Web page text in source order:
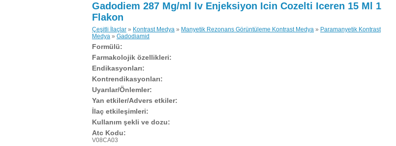
Gadodiem 287 Mg/ml Iv Enjeksiyon Icin Cozelti Iceren 15 Ml 1
Flakon
Çeşitli İlaçlar » Kontrast Medya » Manyetik Rezonans Görüntüleme Kontrast Medya » Paramanyetik Kontrast
Medya » Gadodiamid
Formülü:
Farmakolojik özellikleri:
Endikasyonları:
Kontrendikasyonları:
Uyarılar/Önlemler:
Yan etkiler/Advers etkiler:
İlaç etkileşimleri:
Kullanım şekli ve dozu:
Atc Kodu:
V08CA03